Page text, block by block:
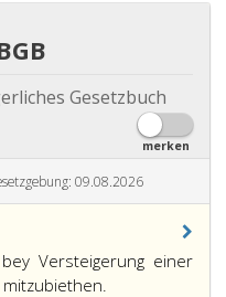
Gesetzbuch
merken
09.08.2026
Versteigerung einer